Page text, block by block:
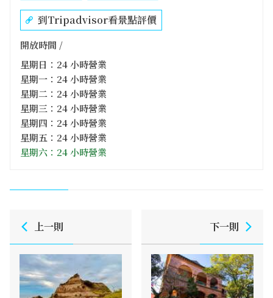
到Tripadvisor看景點評價
開放時間 /
星期日：24 小時營業
星期一：24 小時營業
星期二：24 小時營業
星期三：24 小時營業
星期四：24 小時營業
星期五：24 小時營業
星期六：24 小時營業
上一則 下一則